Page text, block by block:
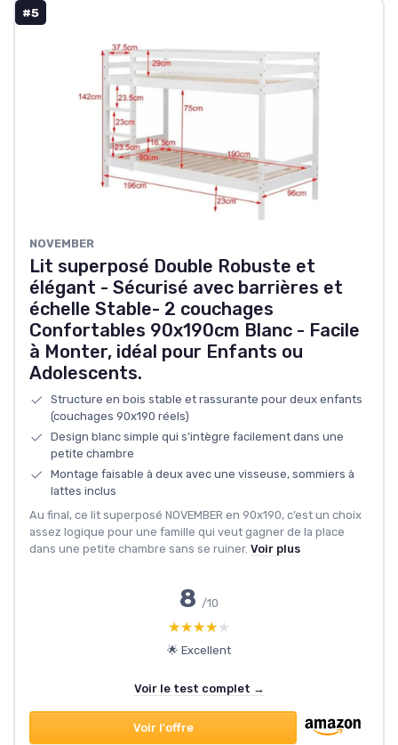
#5
NOVEMBER
Lit superposé Double Robuste et
élégant - Sécurisé avec barrières et
échelle Stable- 2 couchages
Confortables 90x190cm Blanc - Facile
à Monter, idéal pour Enfants ou
Adolescents.
Structure en bois stable et rassurante pour deux enfants
(couchages 90x190 réels)
Design blanc simple qui s’intègre facilement dans une
petite chambre
Montage faisable à deux avec une visseuse, sommiers à
lattes inclus
Au final, ce lit superposé NOVEMBER en 90x190, c’est un choix
assez logique pour une famille qui veut gagner de la place
dans une petite chambre sans se ruiner. Voir plus
8 /10
★★★★★
★★★★★
🌟 Excellent
Voir le test complet →
Voir l'offre